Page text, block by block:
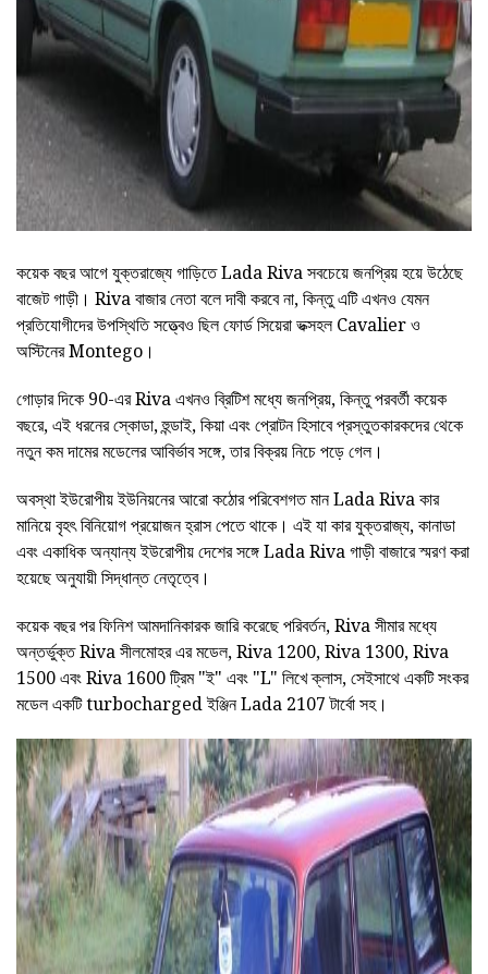
ad
কয়েক বছর আগে যুক্তরাজ্যে গাড়িতে Lada Riva সবচেয়ে জনপ্রিয় হয়ে উঠেছে
বাজেট গাড়ী। Riva বাজার নেতা বলে দাবী করবে না, কিন্তু এটি এখনও যেমন
প্রতিযোগীদের উপস্থিতি সত্ত্বেও ছিল ফোর্ড সিয়েরা ভক্সহল Cavalier ও
অস্টিনের Montego।
গোড়ার দিকে 90-এর Riva এখনও ব্রিটিশ মধ্যে জনপ্রিয়, কিন্তু পরবর্তী কয়েক
বছরে, এই ধরনের স্কোডা, হুন্ডাই, কিয়া এবং প্রোটন হিসাবে প্রস্তুতকারকদের থেকে
নতুন কম দামের মডেলের আবির্ভাব সঙ্গে, তার বিক্রয় নিচে পড়ে গেল।
অবস্থা ইউরোপীয় ইউনিয়নের আরো কঠোর পরিবেশগত মান Lada Riva কার
মানিয়ে বৃহৎ বিনিয়োগ প্রয়োজন হ্রাস পেতে থাকে। এই যা কার যুক্তরাজ্য, কানাডা
এবং একাধিক অন্যান্য ইউরোপীয় দেশের সঙ্গে Lada Riva গাড়ী বাজারে স্মরণ করা
হয়েছে অনুযায়ী সিদ্ধান্ত নেতৃত্বে।
কয়েক বছর পর ফিনিশ আমদানিকারক জারি করেছে পরিবর্তন, Riva সীমার মধ্যে
অন্তর্ভুক্ত Riva সীলমোহর এর মডেল, Riva 1200, Riva 1300, Riva
1500 এবং Riva 1600 ট্রিম "ই" এবং "L" লিখে ক্লাস, সেইসাথে একটি সংকর
মডেল একটি turbocharged ইঞ্জিন Lada 2107 টার্বো সহ।